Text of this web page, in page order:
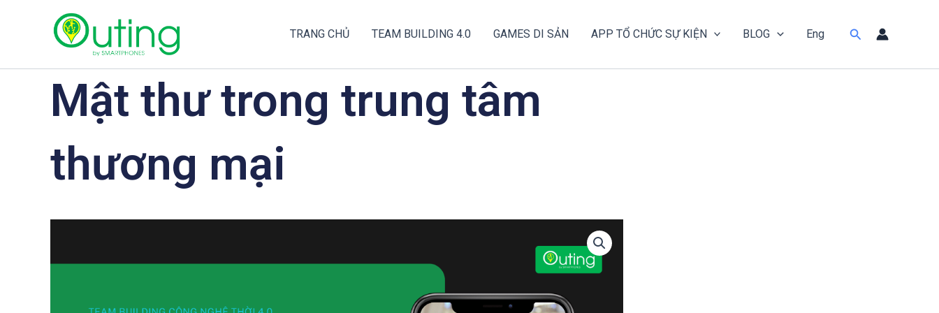
TRANG CHỦ TEAM BUILDING 4.0 GAMES DI SẢN APP TỔ CHỨC SỰ KIỆN BLOG Eng
Tìm
Mật thư trong trung tâm
thương mại